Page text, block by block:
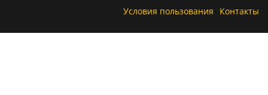
Условия пользования
Контакты